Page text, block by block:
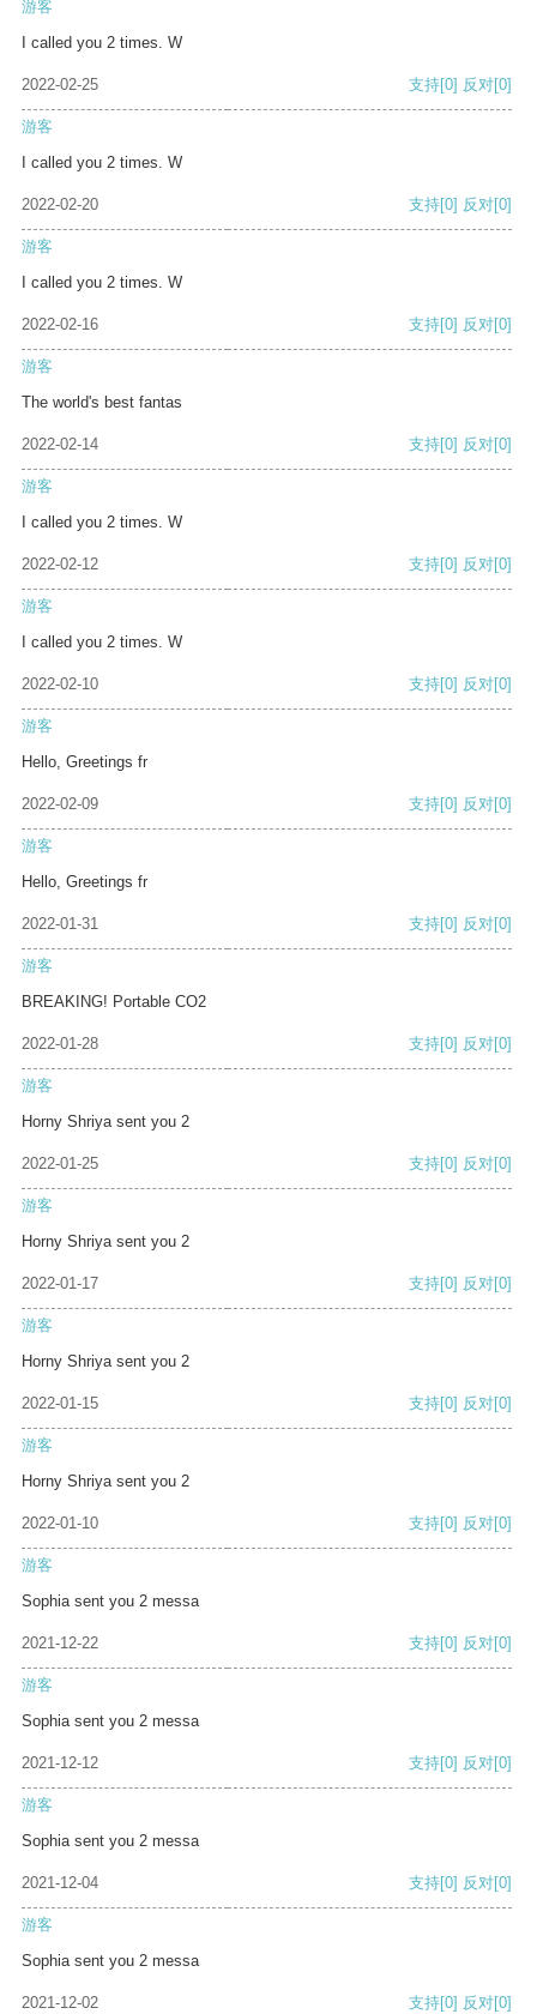
游客
I called you 2 times. W
2022-02-25 支持[0] 反对[0]
游客
I called you 2 times. W
2022-02-20 支持[0] 反对[0]
游客
I called you 2 times. W
2022-02-16 支持[0] 反对[0]
游客
The world's best fantas
2022-02-14 支持[0] 反对[0]
游客
I called you 2 times. W
2022-02-12 支持[0] 反对[0]
游客
I called you 2 times. W
2022-02-10 支持[0] 反对[0]
游客
Hello, Greetings fr
2022-02-09 支持[0] 反对[0]
游客
Hello, Greetings fr
2022-01-31 支持[0] 反对[0]
游客
BREAKING! Portable CO2
2022-01-28 支持[0] 反对[0]
游客
Horny Shriya sent you 2
2022-01-25 支持[0] 反对[0]
游客
Horny Shriya sent you 2
2022-01-17 支持[0] 反对[0]
游客
Horny Shriya sent you 2
2022-01-15 支持[0] 反对[0]
游客
Horny Shriya sent you 2
2022-01-10 支持[0] 反对[0]
游客
Sophia sent you 2 messa
2021-12-22 支持[0] 反对[0]
游客
Sophia sent you 2 messa
2021-12-12 支持[0] 反对[0]
游客
Sophia sent you 2 messa
2021-12-04 支持[0] 反对[0]
游客
Sophia sent you 2 messa
2021-12-02 支持[0] 反对[0]